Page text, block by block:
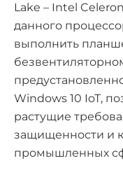
Lake – Intel
данного
выполнить
Windows 10 IoT,
растущие
защищенности и
промышленных